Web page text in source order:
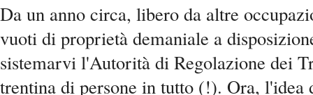
Da un anno circa, libero da altre
vuoti di proprietà demaniale a
sistemarvi l'Autorità di Regolazione dei
trentina di persone in tutto (!). Ora, l'idea